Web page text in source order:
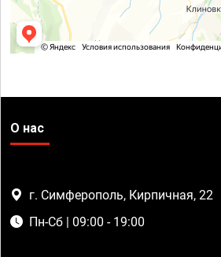
О нас
г. Симферополь, Кирпичная, 22
Пн-Сб | 09:00 - 19:00